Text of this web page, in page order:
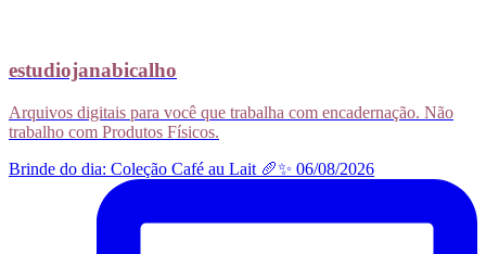
estudiojanabicalho
Arquivos digitais para você que trabalha com encadernação. Não
trabalho com Produtos Físicos.
Brinde do dia: Coleção Café au Lait 🥖✨ 06/08/2026